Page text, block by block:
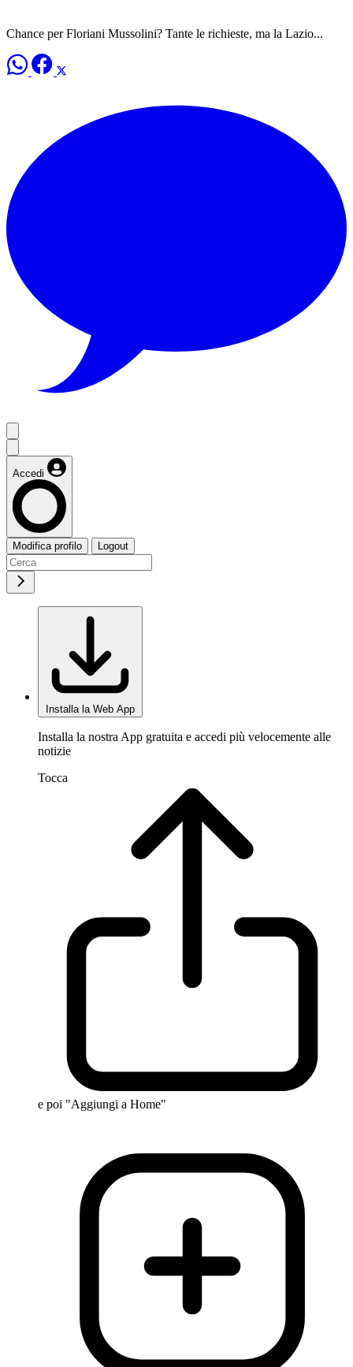
Chance per Floriani Mussolini? Tante le richieste, ma la Lazio...
Accedi
Modifica profilo Logout
Installa la Web App
Installa la nostra App gratuita e accedi più velocemente alle
notizie
Tocca
e poi "Aggiungi a Home"